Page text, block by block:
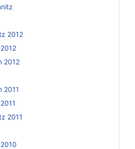
2012
2012
2011
2011